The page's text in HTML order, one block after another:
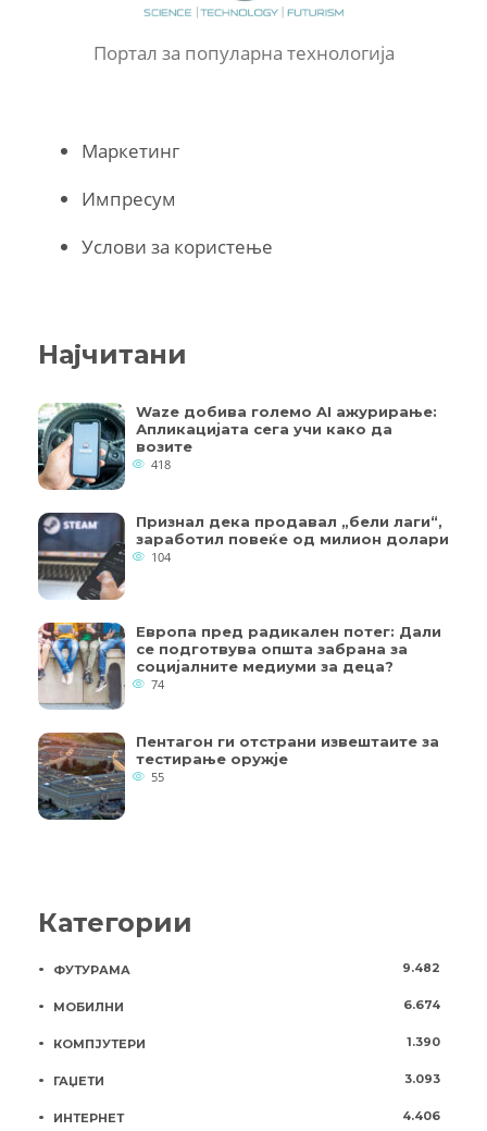
Портал за популарна технологија
Маркетинг
Импресум
Услови за користење
Најчитани
Waze добива големо AI ажурирање:
Апликацијата сега учи како да
возите
418
Признал дека продавал „бели лаги“,
заработил повеќе од милион долари
104
Европа пред радикален потег: Дали
се подготвува општа забрана за
социјалните медиуми за деца?
74
Пентагон ги отстрани извештаите за
тестирање оружје
55
Категории
ФУТУРАМА 9.482
МОБИЛНИ 6.674
КОМПЈУТЕРИ 1.390
ГАЏЕТИ 3.093
ИНТЕРНЕТ 4.406